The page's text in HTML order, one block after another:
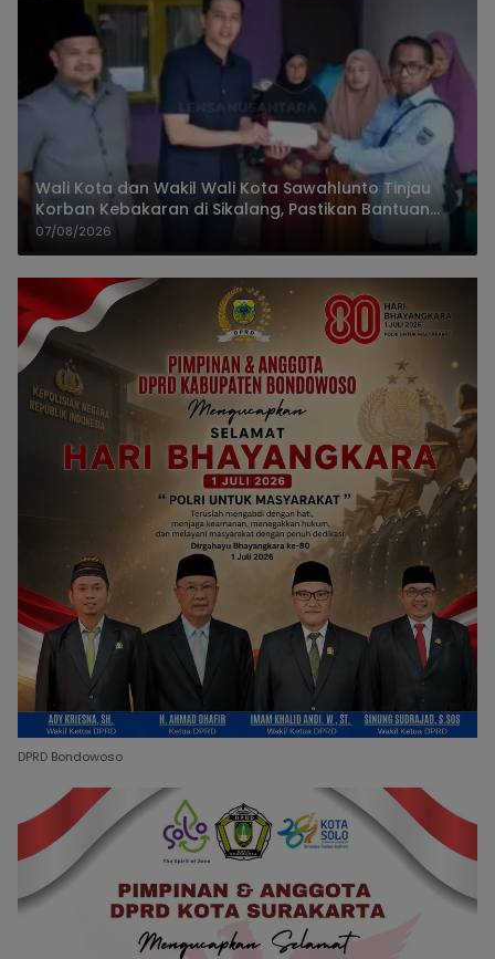
Wali Kota dan Wakil Wali Kota Sawahlunto Tinjau
Korban Kebakaran di Sikalang, Pastikan Bantuan
dan Perkuat Mitigasi Bencana
07/08/2026
DPRD Bondowoso